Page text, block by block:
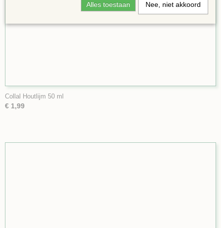
Collal Houtlijm 50 ml
€ 1,99
Alles toestaan Nee, niet akkoord